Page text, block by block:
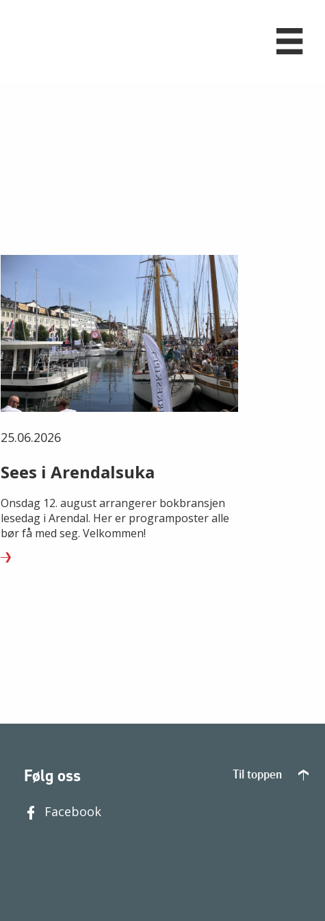
25.06.2026
Sees i Arendalsuka
Onsdag 12. august arrangerer bokbransjen
lesedag i Arendal. Her er programposter alle
bør få med seg. Velkommen!
Følg oss
Facebook
Til toppen